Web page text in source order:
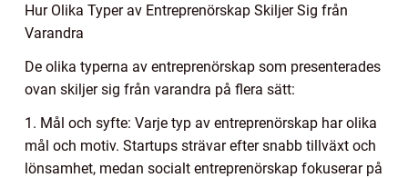
Hur Olika Typer av Entreprenörskap Skiljer Sig från
Varandra
De olika typerna av entreprenörskap som presenterades
ovan skiljer sig från varandra på flera sätt:
1. Mål och syfte: Varje typ av entreprenörskap har olika
mål och motiv. Startups strävar efter snabb tillväxt och
lönsamhet, medan socialt entreprenörskap fokuserar på